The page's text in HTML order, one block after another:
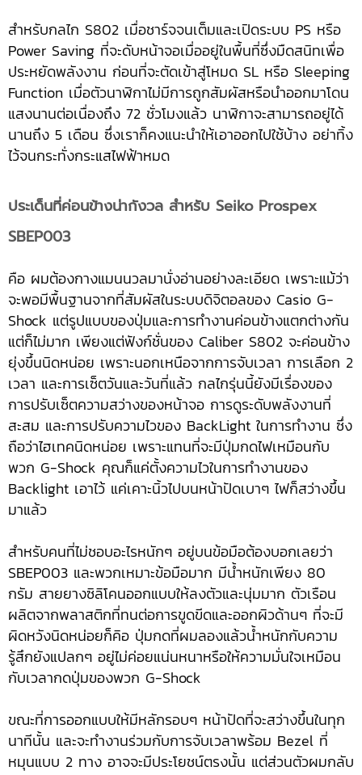
สำหรับกลไก S802 เมื่อชาร์จจนเต็มและเปิดระบบ PS หรือ
Power Saving ที่จะดับหน้าจอเมื่ออยู่ในพื้นที่ซึ่งมืดสนิทเพื่อ
ประหยัดพลังงาน ก่อนที่จะตัดเข้าสู่โหมด SL หรือ Sleeping
Function เมื่อตัวนาฬิกาไม่มีการถูกสัมผัสหรือนำออกมาโดน
แสงนานต่อเนื่องถึง 72 ชั่วโมงแล้ว นาฬิกาจะสามารถอยู่ได้
นานถึง 5 เดือน ซึ่งเราก็คงแนะนำให้เอาออกไปใช้บ้าง อย่าทิ้ง
ไว้จนกระทั่งกระแสไฟฟ้าหมด
ประเด็นที่ค่อนข้างน่ากังวล สำหรับ Seiko Prospex
SBEP003
คือ ผมต้องกางแมนนวลมานั่งอ่านอย่างละเอียด เพราะแม้ว่า
จะพอมีพื้นฐานจากที่สัมผัสในระบบดิจิตอลของ Casio G-
Shock แต่รูปแบบของปุ่มและการทำงานค่อนข้างแตกต่างกัน
แต่ก็ไม่มาก เพียงแต่ฟังก์ชั่นของ Caliber S802 จะค่อนข้าง
ยุ่งขึ้นนิดหน่อย เพราะนอกเหนือจากการจับเวลา การเลือก 2
เวลา และการเซ็ตวันและวันที่แล้ว กลไกรุ่นนี้ยังมีเรื่องของ
การปรับเซ็ตความสว่างของหน้าจอ การดูระดับพลังงานที่
สะสม และการปรับความไวของ BackLight ในการทำงาน ซึ่ง
ถือว่าไฮเทคนิดหน่อย เพราะแทนที่จะมีปุ่มกดไฟเหมือนกับ
พวก G-Shock คุณก็แค่ตั้งความไวในการทำงานของ
Backlight เอาไว้ แค่เคาะนิ้วไปบนหน้าปัดเบาๆ ไฟก็สว่างขึ้น
มาแล้ว
สำหรับคนที่ไม่ชอบอะไรหนักๆ อยู่บนข้อมือต้องบอกเลยว่า
SBEP003 และพวกเหมาะข้อมือมาก มีน้ำหนักเพียง 80
กรัม สายยางซิลิโคนออกแบบให้ลงตัวและนุ่มมาก ตัวเรือน
ผลิตจากพลาสติกที่ทนต่อการขูดขีดและออกผิวด้านๆ ที่จะมี
ผิดหวังนิดหน่อยก็คิอ ปุ่มกดที่ผมลองแล้วน้ำหนักกับความ
รู้สึกยังแปลกๆ อยู่ไม่ค่อยแน่นหนาหรือให้ความมั่นใจเหมือน
กับเวลากดปุ่มของพวก G-Shock
ขณะที่การออกแบบให้มีหลักรอบๆ หน้าปัดที่จะสว่างขึ้นในทุก
นาทีนั้น และจะทำงานร่วมกับการจับเวลาพร้อม Bezel ที่
หมุนแบบ 2 ทาง อาจจะมีประโยชน์ตรงนั้น แต่ส่วนตัวผมกลับ